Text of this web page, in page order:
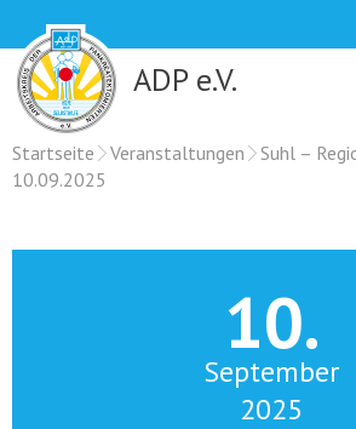
content
ADP e.V.
Startseite Veranstaltungen
Suhl –
10.09.2025
10.
September
2025